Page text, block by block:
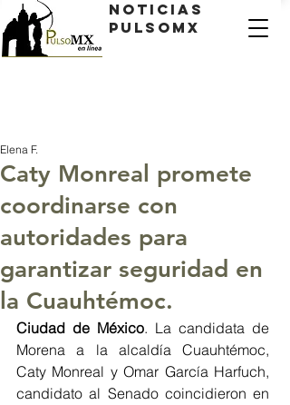
Noticias
PulsoMX
Caty Monreal promete
coordinarse con
autoridades para
garantizar seguridad en
la Cuauhtémoc.
Elena F.
Ciudad de México. La candidata de
Morena a la alcaldía Cuauhtémoc,
Caty Monreal y Omar García Harfuch,
candidato al Senado coincidieron en